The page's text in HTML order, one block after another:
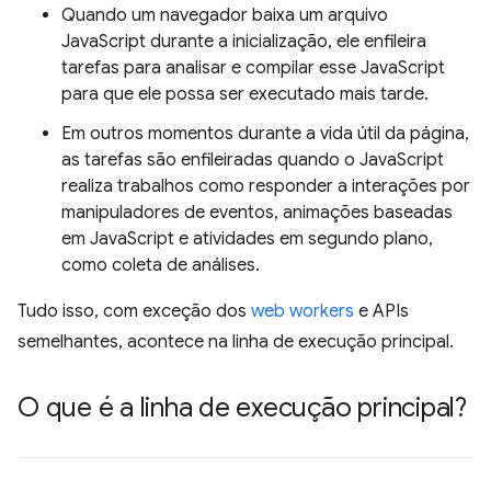
Quando um navegador baixa um arquivo
JavaScript durante a inicialização, ele enfileira
tarefas para analisar e compilar esse JavaScript
para que ele possa ser executado mais tarde.
Em outros momentos durante a vida útil da página,
as tarefas são enfileiradas quando o JavaScript
realiza trabalhos como responder a interações por
manipuladores de eventos, animações baseadas
em JavaScript e atividades em segundo plano,
como coleta de análises.
Tudo isso, com exceção dos web workers e APIs
semelhantes, acontece na linha de execução principal.
O que é a linha de execução principal?